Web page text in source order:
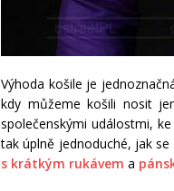
Výhoda košile je
kdy můžeme košili nosit
společenskými událostmi,
tak úplně jednoduché, jak
s krátkým rukávem a